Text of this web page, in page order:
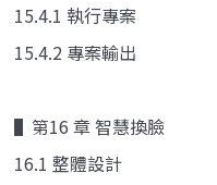
15.4.1 執行專案
15.4.2 專案輸出
▌第16 章 智慧換臉
16.1 整體設計